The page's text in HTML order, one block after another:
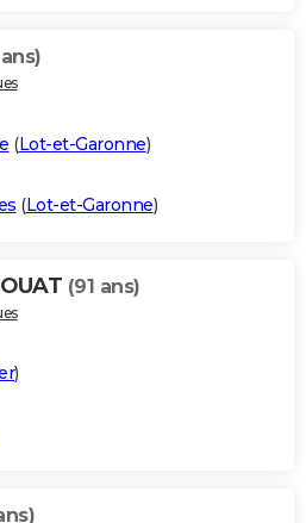
(Lot-et-Garonne)
(Lot-et-Garonne)
(91 ans)
)